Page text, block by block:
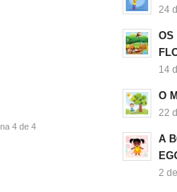
4 de 4
24
OS
14
O
22
A
2